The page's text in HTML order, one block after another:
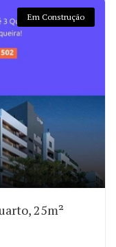
Em Construção
25m²